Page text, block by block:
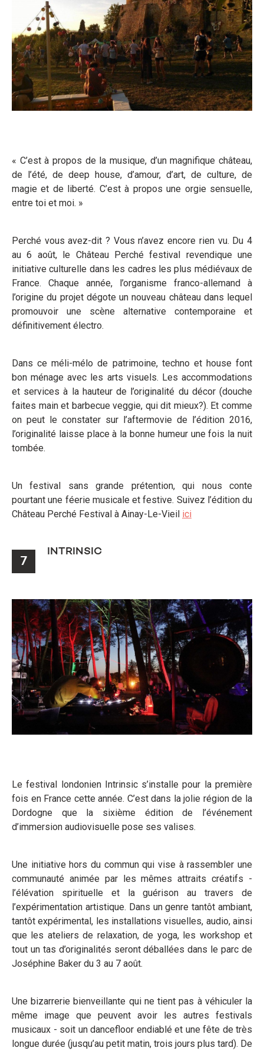
« C’est à propos de la musique, d’un magnifique château,
de l’été, de deep house, d’amour, d’art, de culture, de
magie et de liberté. C’est à propos une orgie sensuelle,
entre toi et moi. »
Perché vous avez-dit ? Vous n’avez encore rien vu. Du 4
au 6 août, le Château Perché festival revendique une
initiative culturelle dans les cadres les plus médiévaux de
France. Chaque année, l’organisme franco-allemand à
l’origine du projet dégote un nouveau château dans lequel
promouvoir une scène alternative contemporaine et
définitivement électro.
Dans ce méli-mélo de patrimoine, techno et house font
bon ménage avec les arts visuels. Les accommodations
et services à la hauteur de l’originalité du décor (douche
faites main et barbecue veggie, qui dit mieux?). Et comme
on peut le constater sur l’aftermovie de l’édition 2016,
l’originalité laisse place à la bonne humeur une fois la nuit
tombée.
Un festival sans grande prétention, qui nous conte
pourtant une féerie musicale et festive. Suivez l’édition du
Château Perché Festival à Ainay-Le-Vieil ici
7
INTRINSIC
Le festival londonien Intrinsic s’installe pour la première
fois en France cette année. C’est dans la jolie région de la
Dordogne que la sixième édition de l’événement
d’immersion audiovisuelle pose ses valises.
Une initiative hors du commun qui vise à rassembler une
communauté animée par les mêmes attraits créatifs -
l’élévation spirituelle et la guérison au travers de
l’expérimentation artistique. Dans un genre tantôt ambiant,
tantôt expérimental, les installations visuelles, audio, ainsi
que les ateliers de relaxation, de yoga, les workshop et
tout un tas d’originalités seront déballées dans le parc de
Joséphine Baker du 3 au 7 août.
Une bizarrerie bienveillante qui ne tient pas à véhiculer la
même image que peuvent avoir les autres festivals
musicaux - soit un dancefloor endiablé et une fête de très
longue durée (jusqu’au petit matin, trois jours plus tard). De